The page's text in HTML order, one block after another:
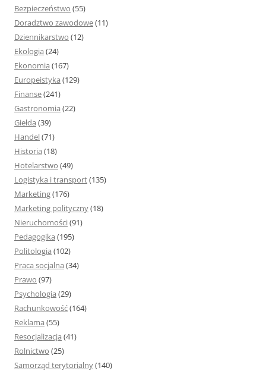
Bezpieczeństwo (55)
Doradztwo zawodowe(11)
Dziennikarstwo (12)
Ekologia (24)
Ekonomia (167)
Europeistyka (129)
Finanse(241)
Gastronomia (22)
Giełda (39)
Handel(71)
Historia (18)
Hotelarstwo (49)
Logistyka i transport(135)
Marketing(176)
Marketing polityczny(18)
Nieruchomości(91)
Pedagogika (195)
Politologia (102)
Praca socjalna (34)
Prawo (97)
Psychologia (29)
Rachunkowość(164)
Reklama (55)
Resocjalizacja (41)
Rolnictwo (25)
Samorząd terytorialny(140)